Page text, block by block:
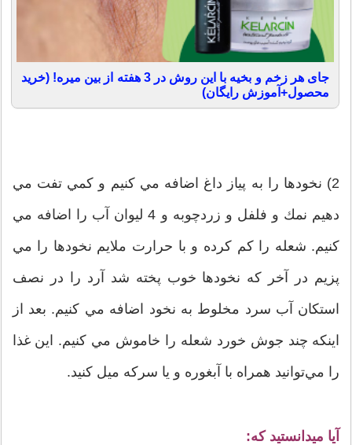
جای هر زخم و بخیه با این روش در 3 هفته از بین میره! (خرید
محصول+آموزش رایگان)
2) نخودها را به پياز داغ اضافه مي كنيم و كمي تفت مي
دهيم نمك و فلفل و زردچوبه و 4 ليوان آب را اضافه مي
كنيم. شعله را كم كرده و با حرارت ملايم نخودها را مي
پزيم در آخر كه نخودها خوب پخته شد آرد را در نصف
استكان آب سرد مخلوط به نخود اضافه مي كنيم. بعد از
اينكه چند جوش خورد شعله را خاموش مي كنيم. اين غذا
را مي‌توانيد همراه با آبغوره و يا سركه ميل كنيد.
آیا میدانستید که: